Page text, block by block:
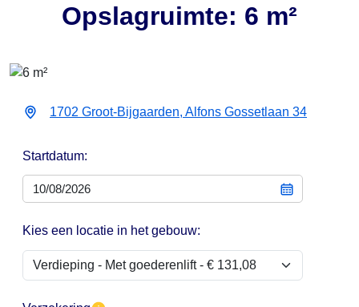
Opslagruimte: 6 m²
1702 Groot-Bijgaarden, Alfons Gossetlaan 34
Startdatum:
Kies een locatie in het gebouw: